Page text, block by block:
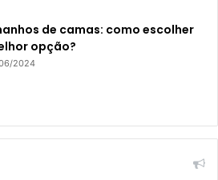
de camas: como escolher
opção?
2024